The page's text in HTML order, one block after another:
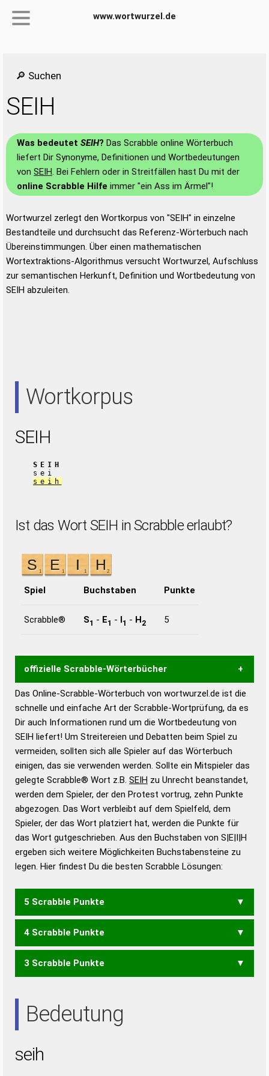
www.wortwurzel.de
🔎 Suchen
SEIH
Was bedeutet SEIH? Das Scrabble online Wörterbuch
liefert Dir Synonyme, Definitionen und Wortbedeutungen
von SEIH. Bei Fehlern oder in Streitfällen hast Du mit der
online Scrabble Hilfe immer "ein Ass im Ärmel"!
Wortwurzel zerlegt den Wortkorpus von "SEIH" in einzelne
Bestandteile und durchsucht das Referenz-Wörterbuch nach
Übereinstimmungen. Über einen mathematischen
Wortextraktions-Algorithmus versucht Wortwurzel, Aufschluss
zur semantischen Herkunft, Definition und Wortbedeutung von
SEIH abzuleiten.
Wortkorpus
SEIH
SEIH
sei
seih
Ist das Wort SEIH in Scrabble erlaubt?
Spiel Buchstaben Punkte
Scrabble® S1 - E1 - I1 - H2 5
offizielle Scrabble-Wörterbücher
Wortwurzel liefert mit Hilfe eines semantischen
Wortanalyse-Algorithmus gute Anhaltspunkte zu
Wortbedeutung, Worttrennung und Wortform, um die
Gültigkeit eines Wortes für das Scrabble-Spiel zu
bestimmen!
zugelassene Turnier Scrabble-
Wörterbücher sind:
Duden – Standardwerk in 12 Bänden
Duden – Richtiges und gutes
Deutsch
Duden – Die deutsche Grammatik
Duden – Deutsches
Universalwörterbuch
Das Online-Scrabble-Wörterbuch von wortwurzel.de ist die
schnelle und einfache Art der Scrabble-Wortprüfung, da es
Dir auch Informationen rund um die Wortbedeutung von
SEIH liefert! Um Streitereien und Debatten beim Spiel zu
vermeiden, sollten sich alle Spieler auf das Wörterbuch
einigen, das sie verwenden werden. Sollte ein Mitspieler das
gelegte Scrabble® Wort z.B. SEIH zu Unrecht beanstandet,
werden dem Spieler, der den Protest vortrug, zehn Punkte
abgezogen. Das Wort verbleibt auf dem Spielfeld, dem
Spieler, der das Wort platziert hat, werden die Punkte für
das Wort gutgeschrieben. Aus den Buchstaben von S|E|I|H
ergeben sich weitere Möglichkeiten Buchstabensteine zu
legen. Hier findest Du die besten Scrabble Lösungen:
5 Scrabble Punkte
SIEH
4 Scrabble Punkte
HEI HIE HIS
3 Scrabble Punkte
Bedeutung
seih